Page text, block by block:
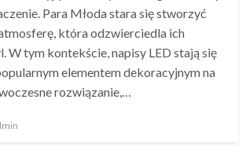
Para Młoda stara się stworzyć
która odzwierciedla ich
W tym kontekście, napisy LED stają się
elementem dekoracyjnym na
rozwiązanie,…